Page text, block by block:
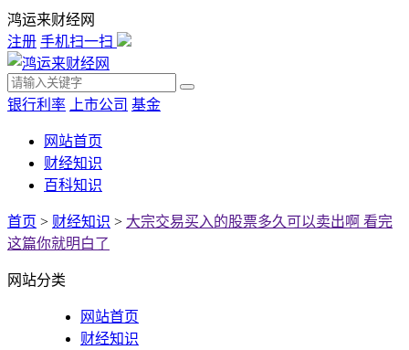
鸿运来财经网
注册 手机扫一扫
银行利率 上市公司 基金
网站首页
财经知识
百科知识
首页 > 财经知识 > 大宗交易买入的股票多久可以卖出啊 看完
这篇你就明白了
网站分类
网站首页
财经知识